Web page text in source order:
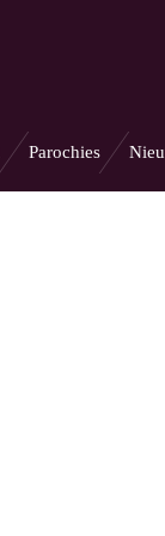
Parochies